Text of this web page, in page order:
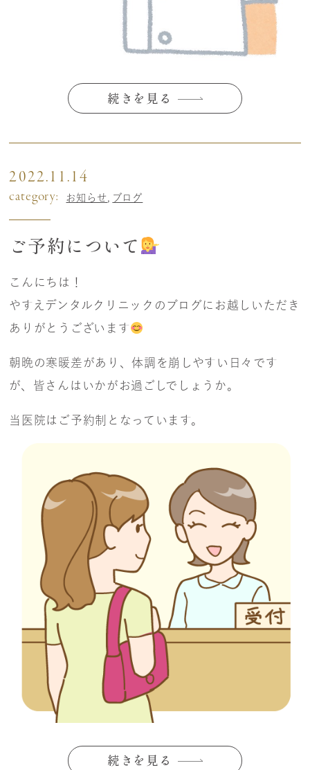
続きを見る
2022.11.14
category: お知らせ ブログ
ご予約について
こんにちは！
やすえデンタルクリニックのブログにお越しいただき
ありがとうございます
朝晩の寒暖差があり、体調を崩しやすい日々です
が、皆さんはいかがお過ごしでしょうか。
当医院はご予約制となっています。
続きを見る